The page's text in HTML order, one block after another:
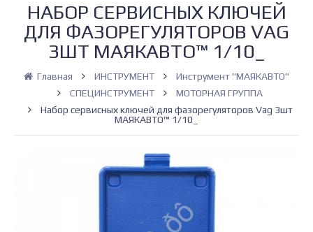
НАБОР СЕРВИСНЫХ КЛЮЧЕЙ
ДЛЯ ФАЗОРЕГУЛЯТОРОВ VAG
3ШТ МАЯКАВТО™ 1/10_
Главная ИНСТРУМЕНТ
Инструмент "МАЯКАВТО"
СПЕЦИНСТРУМЕНТ
МОТОРНАЯ ГРУППА
Набор сервисных ключей для фазорегуляторов Vag 3шт
МАЯКАВТО™ 1/10_